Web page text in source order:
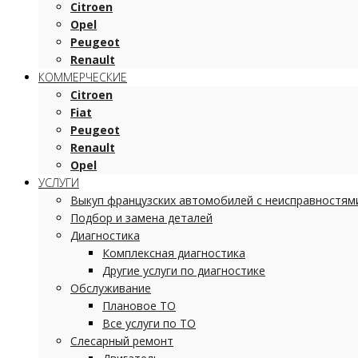
Citroen
Opel
Peugeot
Renault
КОММЕРЧЕСКИЕ
Citroen
Fiat
Peugeot
Renault
Opel
УСЛУГИ
Выкуп французских автомобилей с
Подбор и замена деталей
Диагностика
Комплексная диагностика
Другие услуги по диагностике
Обслуживание
Плановое ТО
Все услуги по ТО
Слесарный ремонт